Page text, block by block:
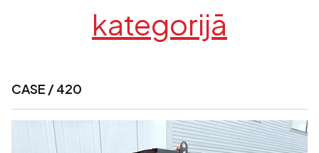
kategorijā
CASE / 420